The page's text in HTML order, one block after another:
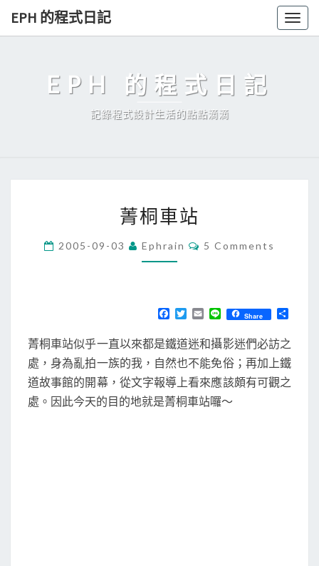
Skip
EPH 的程式日記
EPH 的程式日記
記錄程式設計生活的點點滴滴
桐
站
菁桐車站
2005-09-03 Ephrain
C
T
S
5 Comments
c
e
b
o
o
k
i
t
t
e
r
E
a
i
l
n
e
Share
菁桐車站似乎一直以來都是鐵道迷和攝影迷們必訪之
處，身為亂拍一族的我，自然也不能免俗；再加上鐵
道故事館的開幕，從文字報導上看來應該頗有可觀之
處。因此今天的目的地就是菁桐車站囉～